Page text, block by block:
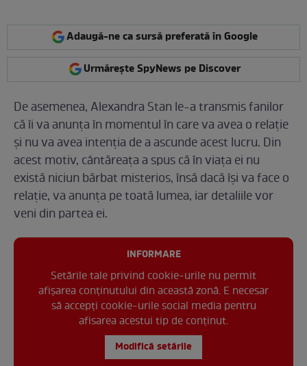
Adaugă-ne ca sursă preferată în Google
Urmărește SpyNews pe Discover
De asemenea, Alexandra Stan le-a transmis fanilor
că îi va anunța în momentul în care va avea o relație
și nu va avea intenția de a ascunde acest lucru. Din
acest motiv, cântăreața a spus că în viața ei nu
există niciun bărbat misterios, însă dacă își va face o
relație, va anunța pe toată lumea, iar detaliile vor
veni din partea ei.
INFORMARE
Setările tale privind cookie-urile nu permit
afișarea conținutului din această zonă. E necesar
să accepți cookie-urile social media pentru
afisarea acestui tip de conținut.
Modifică setările